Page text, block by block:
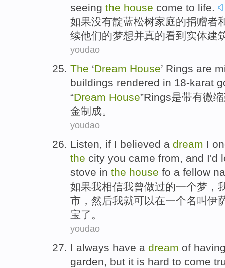
seeing the house come to life.
如果没有靛蓝松树家庭的捐赠者
续他们的梦想并真的看到 实体建
youdao
The ‘Dream House’ Rings are
buildings rendered in 18-karat
“Dream House”Rings是带有微缩
金制成。
youdao
Listen, if I believed a dream I
the city you came from, and I'd
stove in the house fo a fellow
如果我相信我曾做过的一个梦 ，
市， 然后我就可以在一个名叫伊
宝了。
youdao
I always have a dream of
garden, but it is hard to come